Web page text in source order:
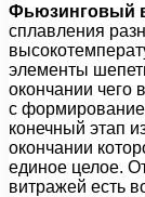
Фьюзинговый
сплавления
элементы
окончании чего
с
конечный этап
окончании
единое целое.
витражей есть